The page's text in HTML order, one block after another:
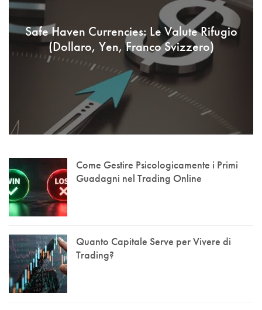
Safe Haven Currencies: Le Valute Rifugio
(Dollaro, Yen, Franco Svizzero)
Come Gestire Psicologicamente i Primi
Guadagni nel Trading Online
Quanto Capitale Serve per Vivere di
Trading?